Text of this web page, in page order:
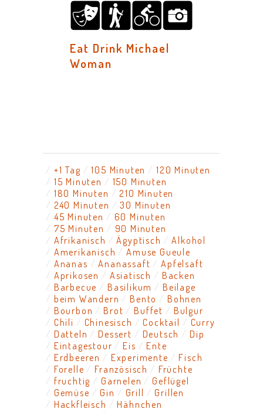
Eat Drink Michael
Woman
+1 Tag 105 Minuten
120 Minuten
15 Minuten
150 Minuten
180 Minuten
210 Minuten
240 Minuten
30 Minuten
45 Minuten
60 Minuten
75 Minuten
90 Minuten
Afrikanisch
Ägyptisch
Alkohol
Amerikanisch
Amuse Gueule
Ananas
Ananassaft
Apfelsaft
Aprikosen
Asiatisch
Backen
Barbecue
Basilikum
Beilage
beim Wandern
Bento
Bohnen
Bourbon
Brot Buffet
Bulgur
Chili
Chinesisch Cocktail
Curry
Datteln
Dessert Deutsch
Dip
Eintagestour
Eis
Ente
Erdbeeren
Experimente
Fisch
Forelle
Französisch
Früchte
fruchtig
Garnelen
Geflügel
Gemüse
Gin Grill
Grillen
Hackfleisch
Hähnchen